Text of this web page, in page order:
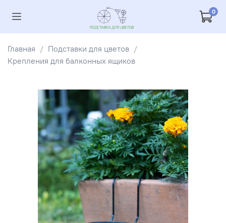
0
Главная
Подставки для цветов
Крепления для балконных ящиков